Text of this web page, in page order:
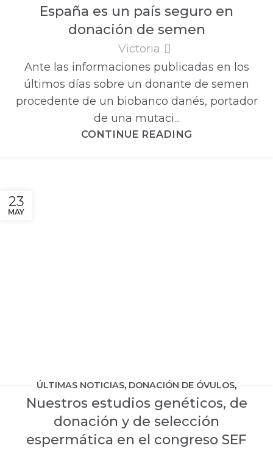
España es un país seguro en
donación de semen
Victoria
Ante las informaciones publicadas en los
últimos días sobre un donante de semen
procedente de un biobanco danés, portador
de una mutaci...
CONTINUE READING
23
MAY
ÚLTIMAS NOTICIAS, DONACIÓN DE ÓVULOS,
DONACIÓN DE SEMEN,NOVEDADES TAMBRE,
OVODONACIÓN,PRESERVACIÓN DE LA FERTILIDAD
Nuestros estudios genéticos, de
donación y de selección
espermática en el congreso SEF